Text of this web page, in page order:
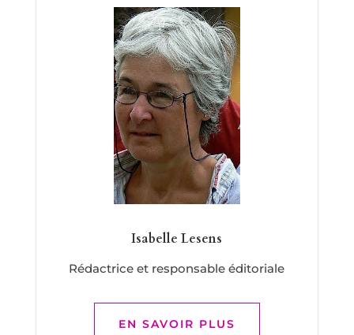
Isabelle Lesens
Rédactrice et responsable éditoriale
EN SAVOIR PLUS